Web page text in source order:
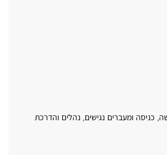
כניסה ומעברים נגישים, נהלים והדרכת